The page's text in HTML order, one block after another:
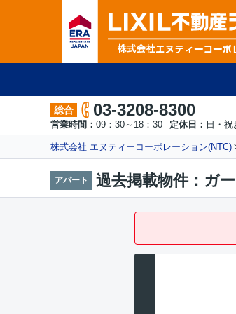
総合 03-3208-8300
営業時間： 09：30～18：30 定休日： 日・
株式会社 エヌティーコーポレーション(NTC)
アパート 過去掲載物件：ガ